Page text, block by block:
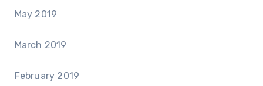
May 2019
March 2019
February 2019